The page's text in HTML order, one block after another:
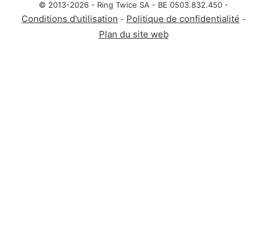
© 2013-2026 - Ring Twice SA - BE 0503.832.450 -
Conditions d'utilisation - Politique de confidentialité -
Plan du site web